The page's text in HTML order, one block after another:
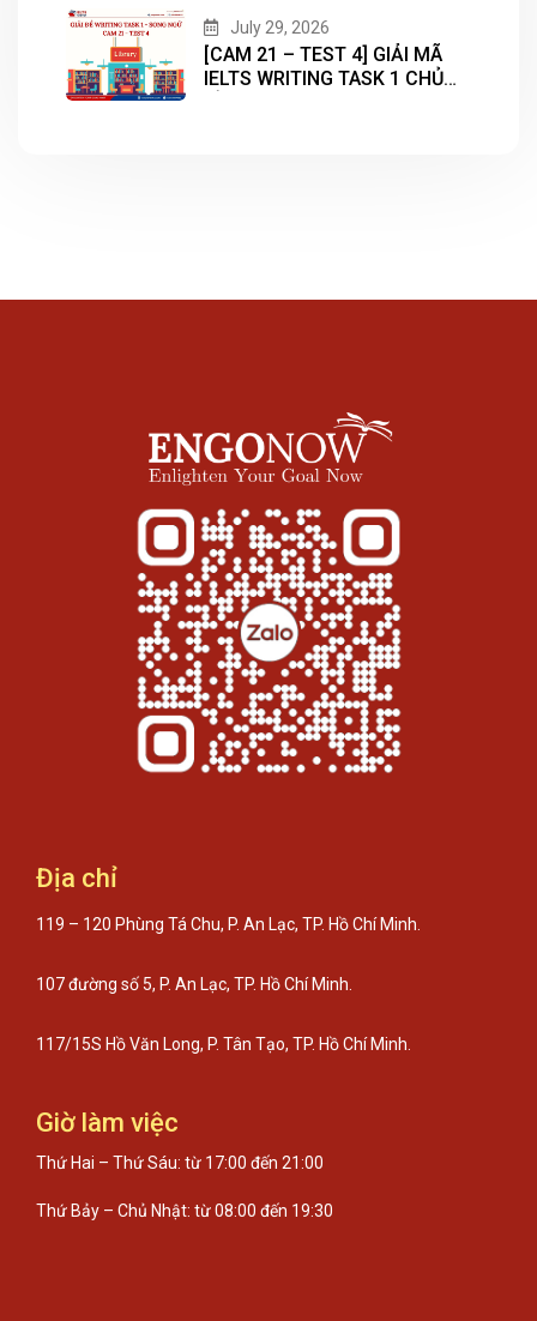
July 29, 2026
[CAM 21 – TEST 4] GIẢI MÃ
IELTS WRITING TASK 1 CHỦ
Địa chỉ
119 – 120 Phùng Tá Chu, P. An Lạc, TP. Hồ Chí Minh.
107 đường số 5, P. An Lạc, TP. Hồ Chí Minh.
117/15S Hồ Văn Long, P. Tân Tạo, TP. Hồ Chí Minh.
Giờ làm việc
Thứ Hai – Thứ Sáu: từ 17:00 đến 21:00
Thứ Bảy – Chủ Nhật: từ 08:00 đến 19:30